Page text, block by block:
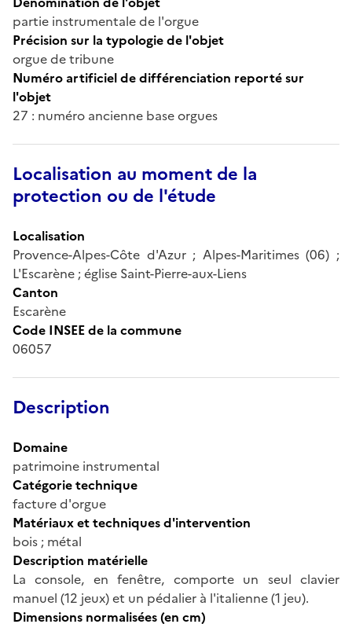
partie instrumentale de l'orgue
Précision sur la typologie de l'objet
orgue de tribune
Numéro artificiel de différenciation reporté sur
l'objet
27 : numéro ancienne base orgues
Localisation au moment de la
protection ou de l'étude
Localisation
Provence-Alpes-Côte d'Azur ; Alpes-Maritimes (06) ;
L'Escarène ; église Saint-Pierre-aux-Liens
Canton
Escarène
Code INSEE de la commune
06057
Description
Domaine
patrimoine instrumental
Catégorie technique
facture d'orgue
Matériaux et techniques d'intervention
bois ; métal
Description matérielle
La console, en fenêtre, comporte un seul clavier
manuel (12 jeux) et un pédalier à l'italienne (1 jeu).
Dimensions normalisées (en cm)